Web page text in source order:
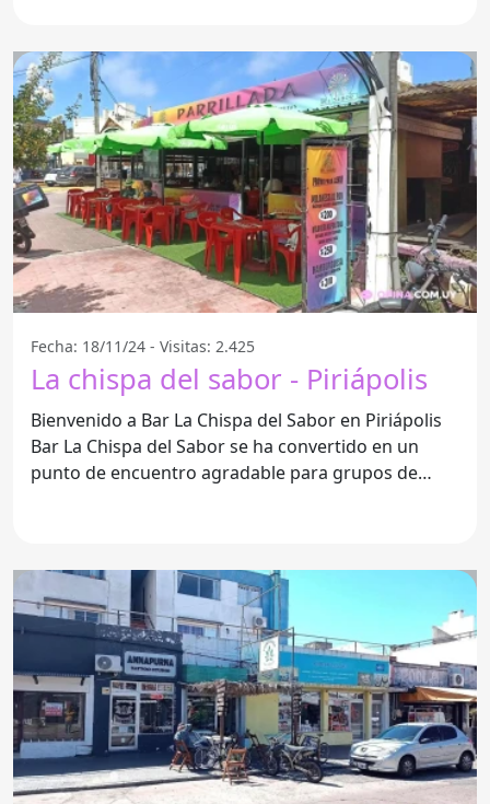
Fecha: 18/11/24 - Visitas: 2.425
La chispa del sabor - Piriápolis
Bienvenido a Bar La Chispa del Sabor en Piriápolis
Bar La Chispa del Sabor se ha convertido en un
punto de encuentro agradable para grupos de